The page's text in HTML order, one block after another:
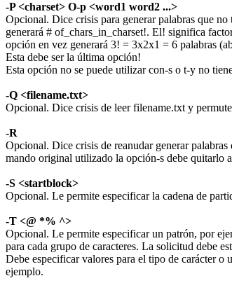
-P <charset> O-p <word1 word2 ...>
Opcional. Dice crisis para generar palabras que
generará # of_chars_in_charset!. El! significa
opción en vez generará 3! = 3x2x1 = 6 palabras
Esta debe ser la última opción!
Esta opción no se puede utilizar con-s o t-y no
-Q <filename.txt>
Opcional. Dice crisis de leer filename.txt y
-R
Opcional. Dice crisis de reanudar generar
mando original utilizado la opción-s debe quitarlo
-S <startblock>
Opcional. Le permite especificar la cadena de
-T <@ *% ^>
Opcional. Le permite especificar un patrón, por
para cada grupo de caracteres. La solicitud debe
Debe especificar valores para el tipo de carácter o
ejemplo.